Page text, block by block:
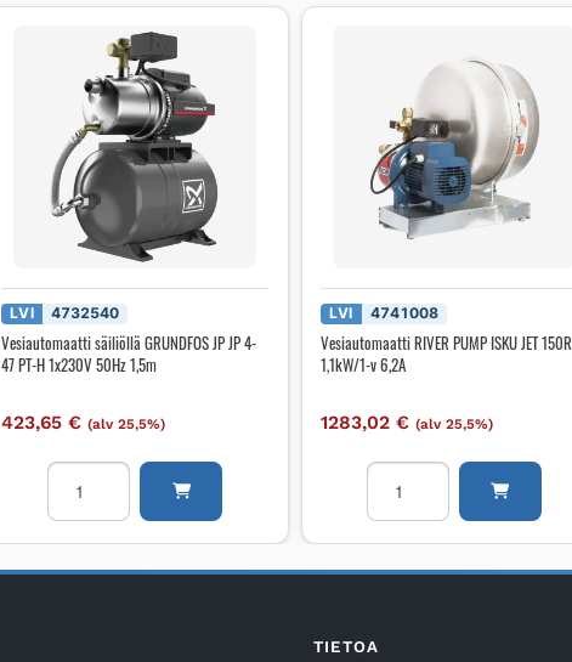
LVI 4732540
Vesiautomaatti säiliöllä GRUNDFOS JP JP 4-
47 PT-H 1x230V 50Hz 1,5m
423,65€ (alv 25,5%)
Vesiautomaatti
säiliöllä
GRUNDFOS
JP
LVI 4741008
Vesiautomaatti RIVER PUMP ISKU JET 150R
1,1kW/1-v 6,2A
1283,02 € (alv 25,5%)
Vesiautomaatti
RIVER
PUMP
JET
TIETOA